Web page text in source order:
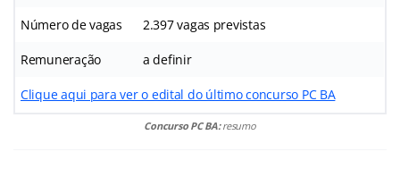
Número de vagas 2.397 vagas previstas
Remuneração a definir
Clique aqui para ver o edital do último concurso PC BA
Concurso PC BA:resumo